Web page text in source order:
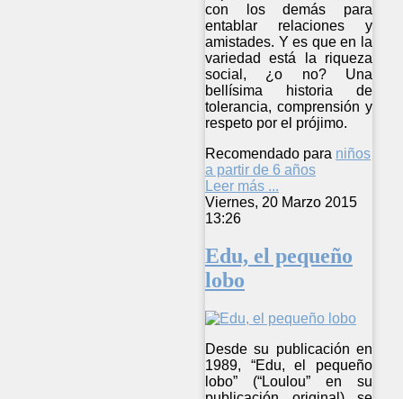
con los demás para
entablar relaciones y
amistades. Y es que en la
variedad está la riqueza
social, ¿o no? Una
bellísima historia de
tolerancia, comprensión y
respeto por el prójimo.
Recomendado para niños
a partir de 6 años
Leer más ...
Viernes, 20 Marzo 2015
13:26
Edu, el pequeño
lobo
Desde su publicación en
1989, “Edu, el pequeño
lobo” (“Loulou” en su